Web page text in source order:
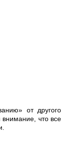
от другого
что все